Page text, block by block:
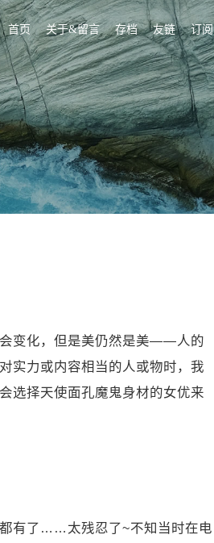
首页 关于&留言 存档 友链 订阅
会变化，但是美仍然是美——人的
实力或内容相当的人或物时，我
选择天使面孔魔鬼身材的女优来
都有了……太残忍了~不知当时在电